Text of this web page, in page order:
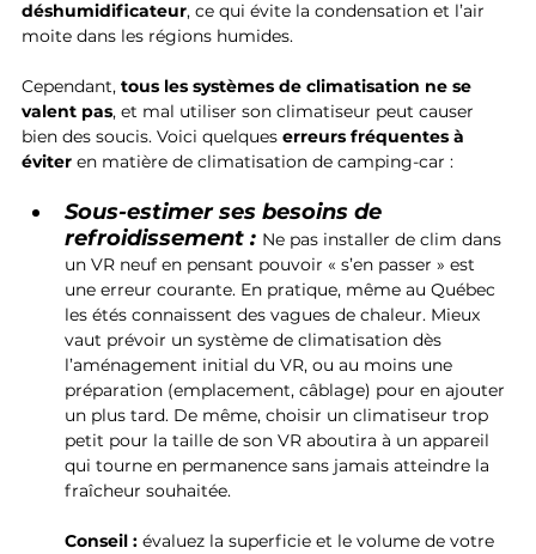
déshumidificateur, ce qui évite la condensation et l’air
moite dans les régions humides.
Cependant, tous les systèmes de climatisation ne se
valent pas, et mal utiliser son climatiseur peut causer
bien des soucis. Voici quelques erreurs fréquentes à
éviter en matière de climatisation de camping-car :
Sous-estimer ses besoins de
refroidissement : Ne pas installer de clim dans
un VR neuf en pensant pouvoir « s’en passer » est
une erreur courante. En pratique, même au Québec
les étés connaissent des vagues de chaleur. Mieux
vaut prévoir un système de climatisation dès
l’aménagement initial du VR, ou au moins une
préparation (emplacement, câblage) pour en ajouter
un plus tard. De même, choisir un climatiseur trop
petit pour la taille de son VR aboutira à un appareil
qui tourne en permanence sans jamais atteindre la
fraîcheur souhaitée.
Conseil : évaluez la superficie et le volume de votre